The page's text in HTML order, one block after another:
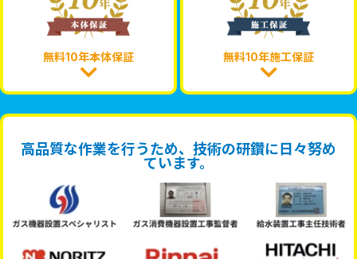
無料10年本体保証 無料10年施工保証
高品質な作業を行うため、技術の研鑽に日々努め
ています。